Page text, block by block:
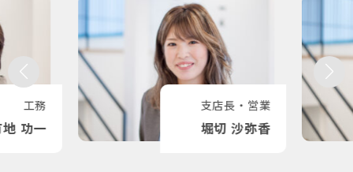
工務
功一
支店長・営業
堀切 沙弥香